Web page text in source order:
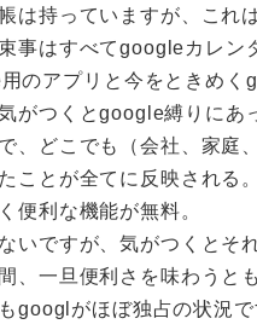
は持っていますが、これ
事はすべてgoogleカレン
のアプリと今をときめ
がつくとgoogle縛りにあ
、どこでも（会社、家庭
ことが全てに反映される。
便利な機能が無料。
いですが、気がつくとそ
、一旦便利さを味わうと
googlがほぼ独占の状況で